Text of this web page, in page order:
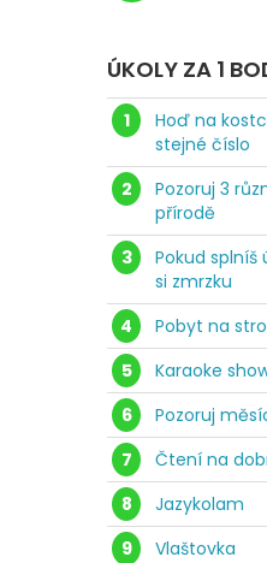
ÚKOLY ZA 1
1
Hoď na
stejné číslo
2
Pozoruj 3
přírodě
3
Pokud splníš
si zmrzku
4
Pobyt na
5
Karaoke
6
Pozoruj
7
Čtení na
8
Jazykolam
9
Vlaštovka